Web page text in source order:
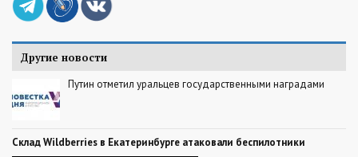
Другие новости
Путин отметил уральцев государственными наградами
Склад Wildberries в Екатеринбурге атаковали беспилотники